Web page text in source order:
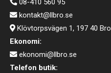
08-410 560 95
kontakt@llbro.se
Klövtorpsvägen 1, 197 40 Bro
Ekonomi:
ekonomi@llbro.se
Telefon butik: